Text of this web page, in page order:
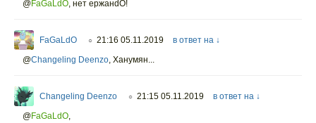
@FaGaLdO, нет ержанdO!
FaGaLdO ○ 21:16 05.11.2019
в ответ на ↓
@Changeling Deenzo, Ханумян...
Changeling Deenzo ○ 21:15 05.11.2019
в ответ на ↓
@FaGaLdO,